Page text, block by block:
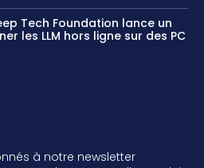
Tech Foundation lance un
les LLM hors ligne sur des PC
à notre newsletter